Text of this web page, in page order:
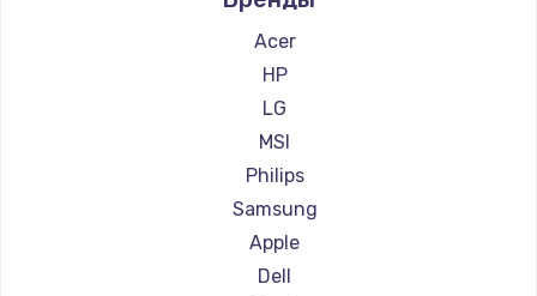
Замена HDMI
Заказать
Ремонт мониторов Hisense
Ремонт мониторов АОС
Ремонт мониторов Ardor
Ремонт мониторов Machenike
Ремонт мониторов iru
Ремонт мониторов Titan Army
Ремонт мониторов iFFALCON
Ремонт мониторов Dahua
Acer
HP
LG
MSI
Philips
Samsung
Apple
Dell